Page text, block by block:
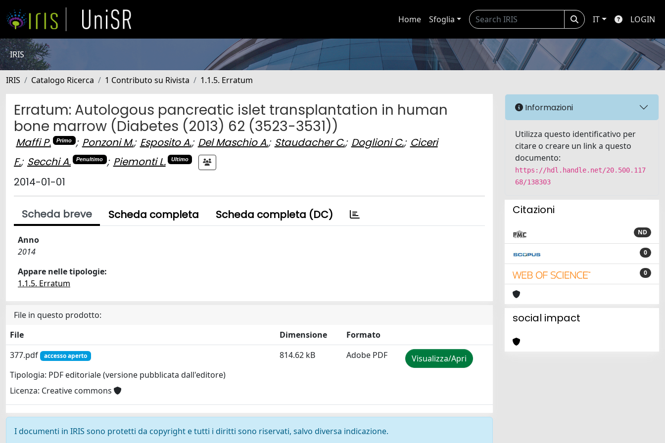
Home Sfoglia IT LOGIN
IRIS
IRIS Catalogo Ricerca 1 Contributo su Rivista 1.1.5. Erratum
Erratum: Autologous pancreatic islet transplantation in human
bone marrow (Diabetes (2013) 62 (3523-3531))
Maffi P. Primo ; Ponzoni M.; Esposito A.; Del Maschio A.; Staudacher C.; Doglioni C.; Ciceri
F.; Secchi A. Penultimo ; Piemonti L. Ultimo
2014-01-01
Scheda breve Scheda completa Scheda completa (DC)
Anno
2014
Appare nelle tipologie:
1.1.5. Erratum
File in questo prodotto:
File
Dimensione
Formato
377.pdf
accesso aperto
Tipologia: PDF editoriale (versione pubblicata dall'editore)
Licenza: Creative commons
814.62 kB Adobe PDF Visualizza/Apri
I documenti in IRIS sono protetti da copyright e tutti i diritti sono riservati, salvo diversa indicazione.
Informazioni
Utilizza questo identificativo per
citare o creare un link a questo
documento:
https://hdl.handle.net/20.500.117
68/138303
Citazioni
ND
0
0
social impact